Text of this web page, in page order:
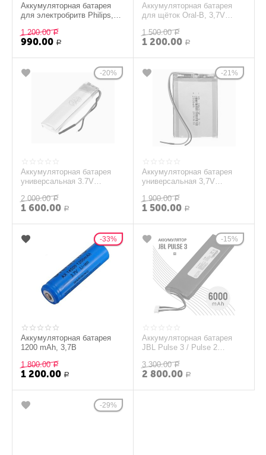
Аккумуляторная батарея
для электробритв Philips,
1 200.00 Р
990.00 Р
Аккумуляторная батарея
для щёток Oral-B, 3,7V
1 500.00 Р
1 200.00 Р
20%
Аккумуляторная батарея
универсальная 3.7V
2 000.00 Р
1 600.00 Р
21%
Аккумуляторная батарея
универсальная 3,7V
1 900.00 Р
1 500.00 Р
33%
Аккумуляторная батарея
1200 mAh, 3,7В
1 800.00 Р
1 200.00 Р
15%
Аккумуляторная батарея
JBL Pulse 3 / Pulse 2
3 300.00 Р
2 800.00 Р
29%